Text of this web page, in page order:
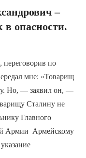
–
опасности.
по
мне: «Товарищ
Но, — заявил он, —
Сталину не
Главного
Армии Армейскому